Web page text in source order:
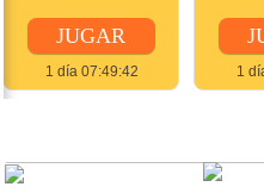
JUGAR
1 día 07:49:42 1